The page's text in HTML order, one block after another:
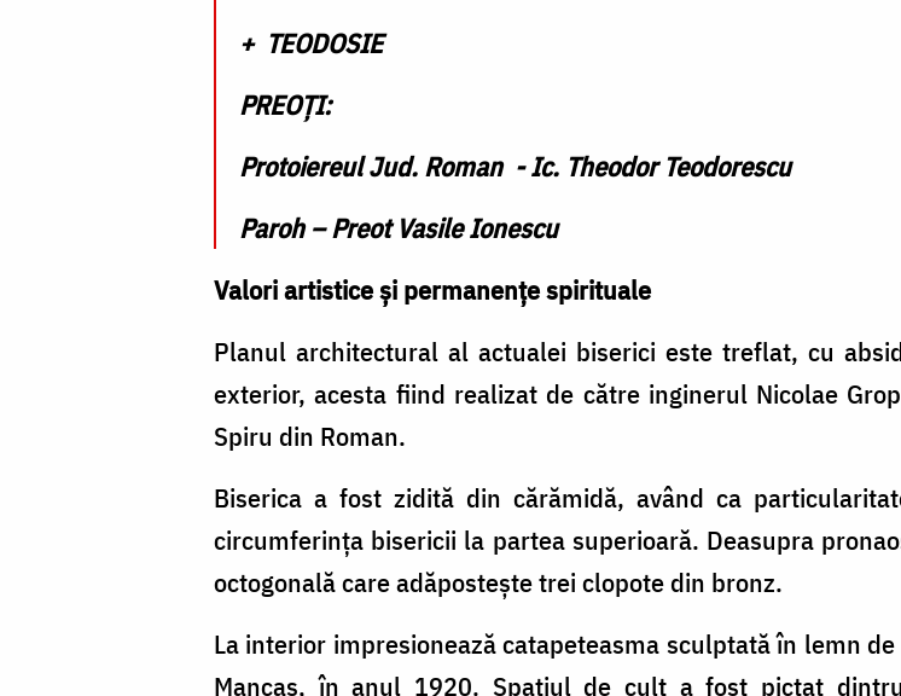
+ TEODOSIE
PREOȚI:
Protoiereul Jud. Roman - Ic. Theodor Teodorescu
Paroh – Preot Vasile Ionescu
Valori artistice și permanențe spirituale
Planul architectural al actualei biserici este treflat, cu
exterior, acesta fiind realizat de către inginerul Nicolae
Spiru din Roman.
Biserica a fost zidită din cărămidă, având ca
circumferința bisericii la partea superioară. Deasupra
octogonală care adăpostește trei clopote din bronz.
La interior impresionează catapeteasma sculptată în lemn
Mancaș, în anul 1920. Spațiul de cult a fost pictat